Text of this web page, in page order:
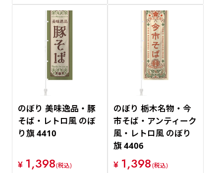
のぼり 美味逸品・豚
そば・レトロ風 のぼ
り旗 4410
¥ 1,398(税込)
のぼり 栃木名物・今
市そば・アンティーク
風・レトロ風 のぼり
旗 4406
¥ 1,398(税込)